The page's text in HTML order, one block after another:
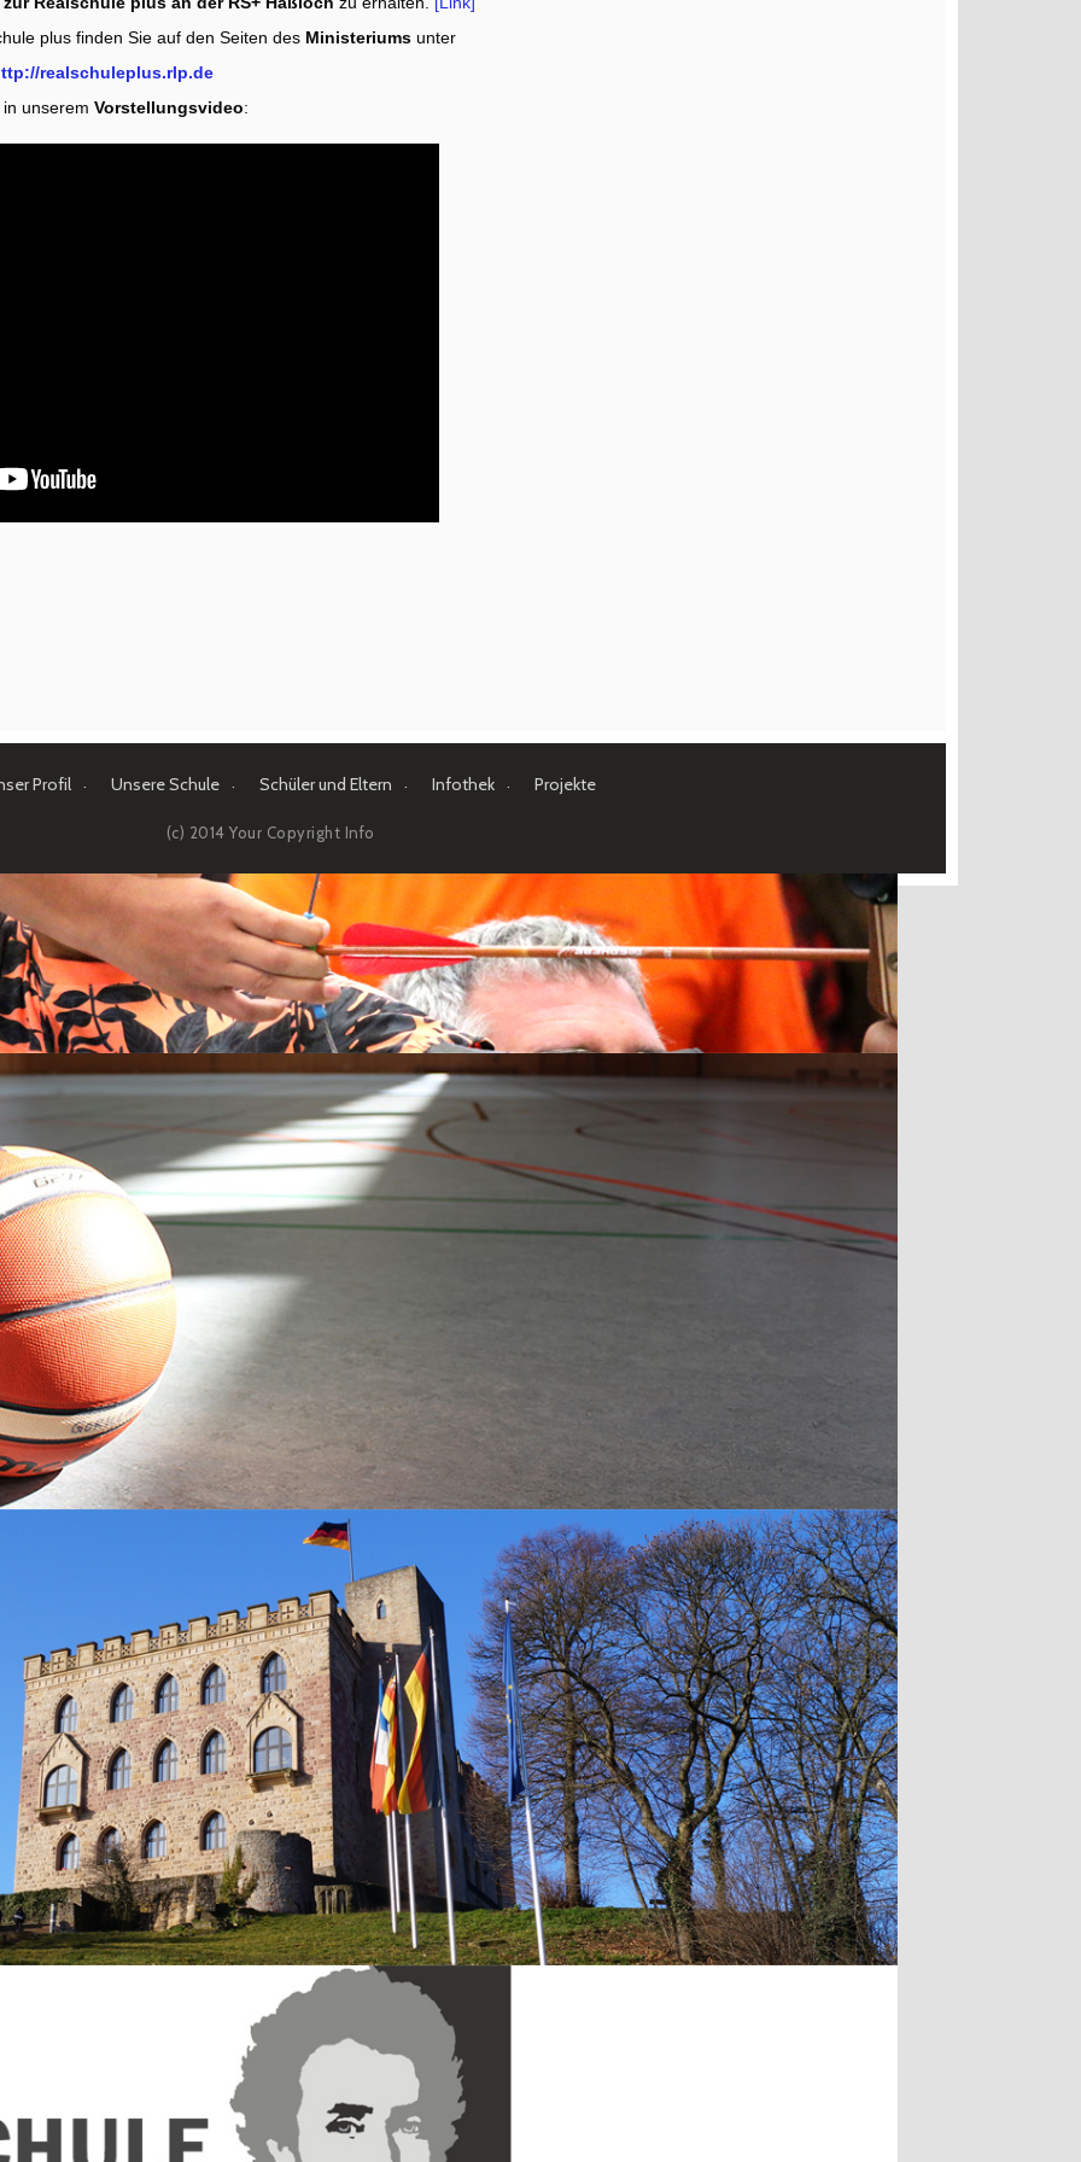
plus finden Sie auf den Seiten des Ministeriums unter
realschuleplus.rlp.de
unserem Vorstellungsvideo:
Profil Unsere Schule Schüler und Eltern Infothek Projekte
(c) 2014 Your Copyright Info